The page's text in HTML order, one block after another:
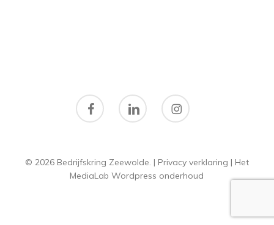
facebook linkedin instagram
© 2026 Bedrijfskring Zeewolde. | Privacy verklaring | Het
MediaLab Wordpress onderhoud